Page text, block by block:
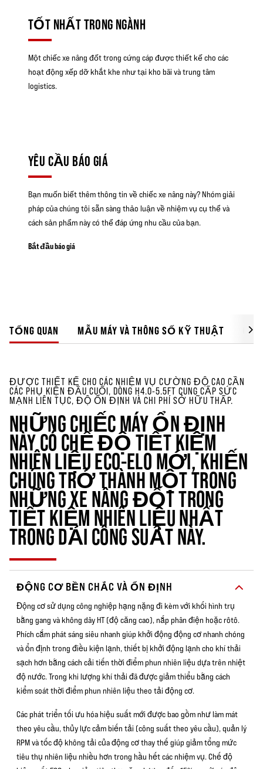
TỐT NHẤT TRONG NGÀNH
Một chiếc xe nâng đốt trong cứng cáp được thiết kế cho các
hoạt động xếp dỡ khắt khe như tại kho bãi và trung tâm
logistics.
YÊU CẦU BÁO GIÁ
Bạn muốn biết thêm thông tin về chiếc xe nâng này? Nhóm giải
pháp của chúng tôi sẵn sàng thảo luận về nhiệm vụ cụ thể và
cách sản phẩm này có thể đáp ứng nhu cầu của bạn.
Bắt đầu báo giá
TỔNG QUAN MẪU MÁY VÀ THÔNG SỐ KỸ THUẬT
ĐƯỢC THIẾT KẾ CHO CÁC NHIỆM VỤ CƯỜNG ĐỘ CAO CẦN
CÁC PHỤ KIỆN ĐẦU CUỐI, DÒNG H4.0-5.5FT CUNG CẤP SỨC
MẠNH LIÊN TỤC, ĐỘ ỔN ĐỊNH VÀ CHI PHÍ SỞ HỮU THẤP.
NHỮNG CHIẾC MÁY ỔN ĐỊNH
NÀY CÓ CHẾ ĐỘ TIẾT KIỆM
NHIÊN LIỆU ECO-ELO MỚI, KHIẾN
CHÚNG TRỞ THÀNH MỘT TRONG
NHỮNG XE NÂNG ĐỐT TRONG
TIẾT KIỆM NHIÊN LIỆU NHẤT
TRONG DẢI CÔNG SUẤT NÀY.
ĐỘNG CƠ BỀN CHẮC VÀ ỔN ĐỊNH
Động cơ sử dụng công nghiệp hạng nặng đi kèm với khối hình trụ
bằng gang và không dây HT (độ căng cao), nắp phân điện hoặc rôtô.
Phích cắm phát sáng siêu nhanh giúp khởi động động cơ nhanh chóng
và ổn định trong điều kiện lạnh, thiết bị khởi động lạnh cho khí thải
sạch hơn bằng cách cải tiến thời điểm phun nhiên liệu dựa trên nhiệt
độ nước. Trong khi lượng khí thải đã được giảm thiểu bằng cách
kiểm soát thời điểm phun nhiên liệu theo tải động cơ.
Các phát triển tối ưu hóa hiệu suất mới được bao gồm như làm mát
theo yêu cầu, thủy lực cảm biến tải (công suất theo yêu cầu), quản lý
RPM và tốc độ không tải của động cơ thay thế giúp giảm tổng mức
tiêu thụ nhiên liệu nhiều hơn trong hầu hết các nhiệm vụ. Chế độ